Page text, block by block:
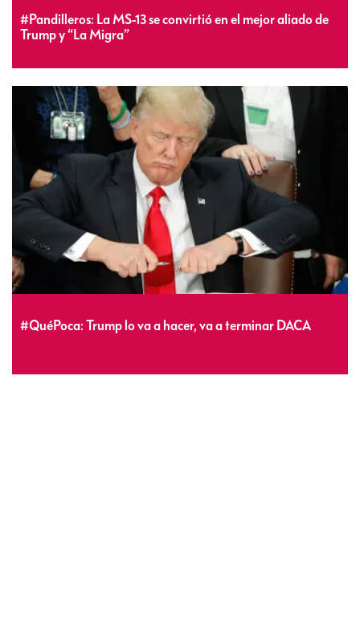
#Pandilleros: La MS-13 se convirtió en el mejor aliado de
Trump y “La Migra”
#QuéPoca: Trump lo va a hacer, va a terminar DACA